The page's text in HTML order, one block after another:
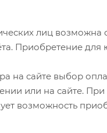
лиц
Приобретение
на сайте выбор
или на сайте.
возможность